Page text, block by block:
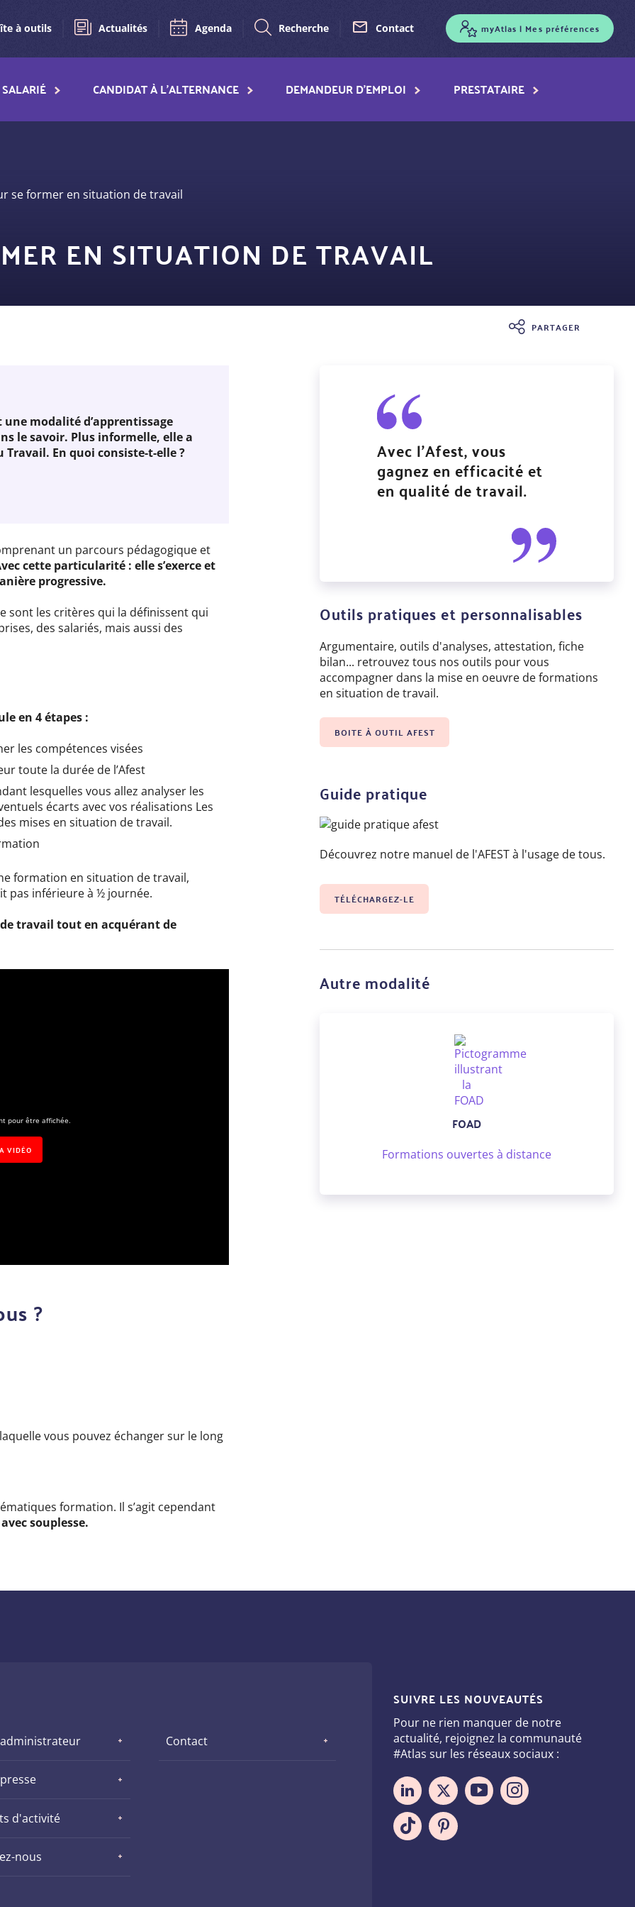
à outils Actualités Agenda Recherche Contact myAtlas | Mes préférences
SALARIÉ CANDIDAT À L'ALTERNANCE DEMANDEUR D'EMPLOI PRESTATAIRE
se former en situation de travail
EN SITUATION DE TRAVAIL
PARTAGER
modalité d’apprentissage
le savoir. Plus informelle, elle a
En quoi consiste-t-elle ?
un parcours pédagogique et
cette particularité : elle s’exerce et
progressive.
sont les critères qui la définissent qui
des salariés, mais aussi des
en 4 étapes :
les compétences visées
toute la durée de l’Afest
lesquelles vous allez analyser les
écarts avec vos réalisations Les
mises en situation de travail.
formation en situation de travail,
pas inférieure à ½ journée.
de travail tout en acquérant de
pour être affichée.
VIDÉO
?
vous pouvez échanger sur le long
formation. Il s’agit cependant
souplesse.
Avec l’Afest, vous
gagnez en efficacité et
en qualité de travail.
Outils pratiques et personnalisables
Argumentaire, outils d'analyses, attestation, fiche
bilan... retrouvez tous nos outils pour vous
accompagner dans la mise en oeuvre de formations
en situation de travail.
BOITE À OUTIL AFEST
Guide pratique
Découvrez notre manuel de l'AFEST à l'usage de tous.
TÉLÉCHARGEZ-LE
Autre modalité
FOAD
Formations ouvertes à distance
administrateur
d'activité
nous
Contact
SUIVRE LES NOUVEAUTÉS
Pour ne rien manquer de notre
actualité, rejoignez la communauté
#Atlas sur les réseaux sociaux :